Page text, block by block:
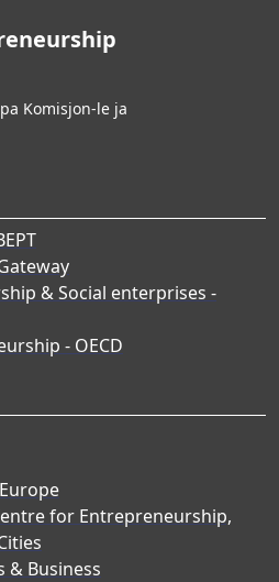
Komisjon-le ja
& Social enterprises -
- OECD
for Entrepreneurship,
& Business